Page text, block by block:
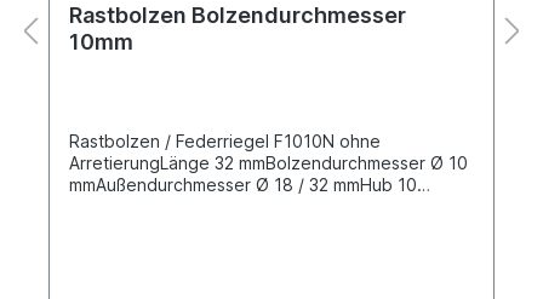
Rastbolzen Bolzendurchmesser
10mm
Rastbolzen / Federriegel F1010N ohne
ArretierungLänge 32 mmBolzendurchmesser Ø 10
mmAußendurchmesser Ø 18 / 32 mmHub 10